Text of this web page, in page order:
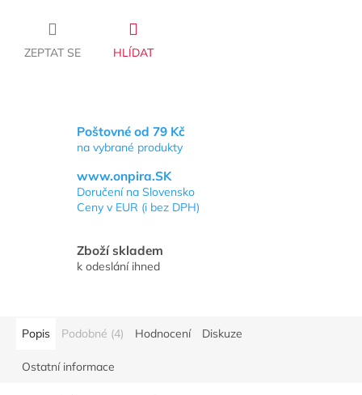
ZEPTAT SE HLÍDAT
Poštovné od 79 Kč
na vybrané produkty
www.onpira.SK
Doručení na Slovensko
Ceny v EUR (i bez DPH)
Zboží skladem
k odeslání ihned
Popis Podobné (4) Hodnocení Diskuze
Ostatní informace